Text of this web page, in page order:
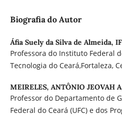
Biografia do Autor
Áfia Suely da Silva de Almeida,
Professora do Instituto Federal
Tecnologia do Ceará,Fortaleza,
MEIRELES, ANTÔNIO JEOVAH
Professor do Departamento de
Federal do Ceará (UFC) e dos